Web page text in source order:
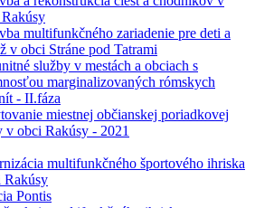
Rakúsy
multifunkčného zariadenie pre deti a
v obci Stráne pod Tatrami
služby v mestách a obciach s
marginalizovaných rómskych
- II.fáza
miestnej občianskej poriadkovej
v obci Rakúsy - 2021
multifunkčného športového ihriska
Rakúsy
Pontis